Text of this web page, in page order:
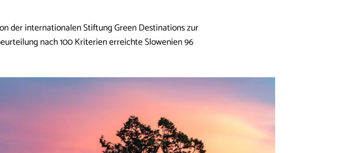
der internationalen Stiftung Green Destinations zur
nach 100 Kriterien erreichte Slowenien 96